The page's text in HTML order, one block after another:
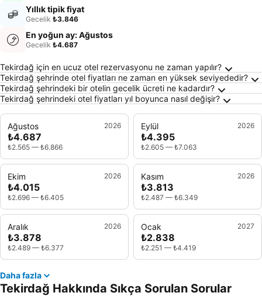
Yıllık tipik fiyat
Gecelik ₺3.846
En yoğun ay: Ağustos
Gecelik ₺4.687
Tekirdağ Hakkında Sıkça Sorulan Sorular
Tekirdağ için en ucuz otel rezervasyonu ne zaman yapılır?
Tekirdağ şehrinde otel fiyatları ne zaman en yüksek seviyededir?
Tekirdağ şehrindeki bir otelin gecelik ücreti ne kadardır?
Tekirdağ şehrindeki otel fiyatları yıl boyunca nasıl değişir?
Ağustos 2026
₺4.687
₺2.565 — ₺6.866
Eylül 2026
₺4.395
₺2.605 — ₺7.063
Ekim 2026
₺4.015
₺2.696 — ₺6.405
Kasım 2026
₺3.813
₺2.487 — ₺6.349
Aralık 2026
₺3.878
₺2.489 — ₺6.377
Ocak 2027
₺2.838
₺2.251 — ₺4.419
Daha fazla
Tekirdağ Hakkında Sıkça Sorulan Sorular